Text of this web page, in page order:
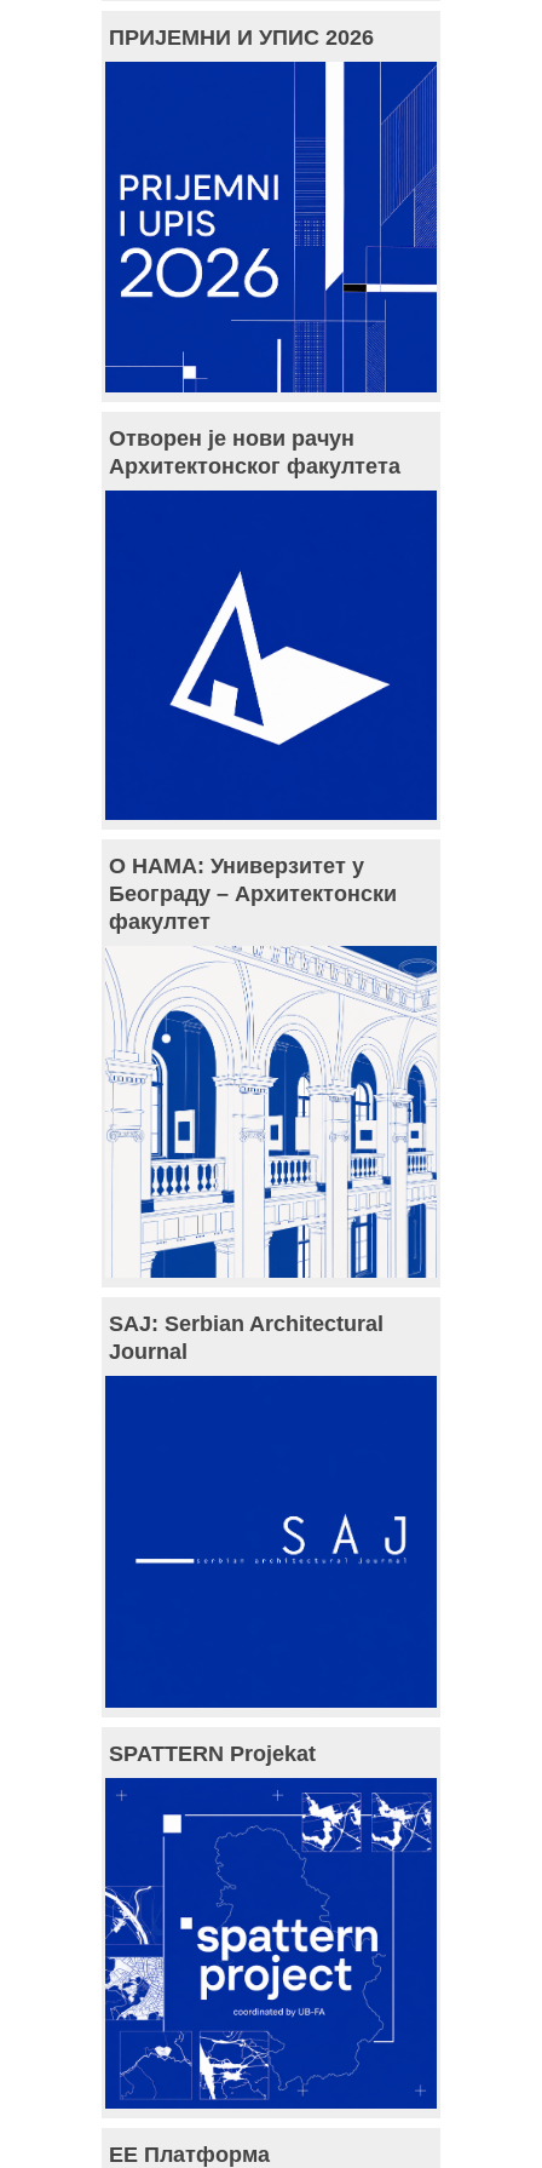
ПРИЈЕМНИ И УПИС 2026
Отворен је нови рачун
Архитектонског факултета
О НАМА: Универзитет у
Београду – Архитектонски
факултет
SAJ: Serbian Architectural
Journal
SPATTERN Projekat
ЕЕ Платформа